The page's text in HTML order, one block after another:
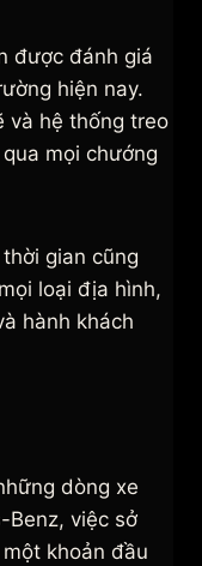
được đánh giá
hiện nay.
và hệ thống treo
mọi chướng
gian cũng
loại địa hình,
hành khách
dòng xe
Benz, việc sở
khoản đầu